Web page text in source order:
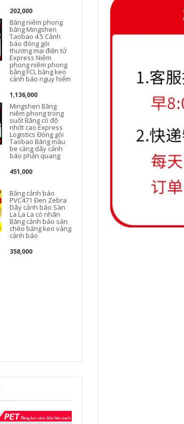
202,000
Băng niêm phong
băng Mingshen
Taobao 4.5 Cảnh
báo đóng gói
thương mại điện tử
Express Niêm
phong niêm phong
bằng FCL băng keo
cảnh báo nguy hiểm
1,136,000
Mingshen Băng
niêm phong trong
suốt Băng có độ
nhớt cao Express
Logistics Đóng gói
Taobao Băng màu
be căng dây cảnh
báo phản quang
451,000
Băng cảnh báo
PVC471 Đen Zebra
Dây cảnh báo Sàn
La La La có nhãn
Băng cảnh báo sàn
chéo băng keo vàng
cảnh báo
358,000
mặt Surf Scribe
Băng keo đánh dấu
sàn cảnh báo chống
sàn Trung Quốc và
Tiếng Anh bảo vệ
tĩnh điện không
đánh dấu sàn Keo
dán sàn báo giá
băng cảnh báo cáp
cảnh báo chéo màu
xanh băng PVC
băng báo hiệu cáp
ngầm